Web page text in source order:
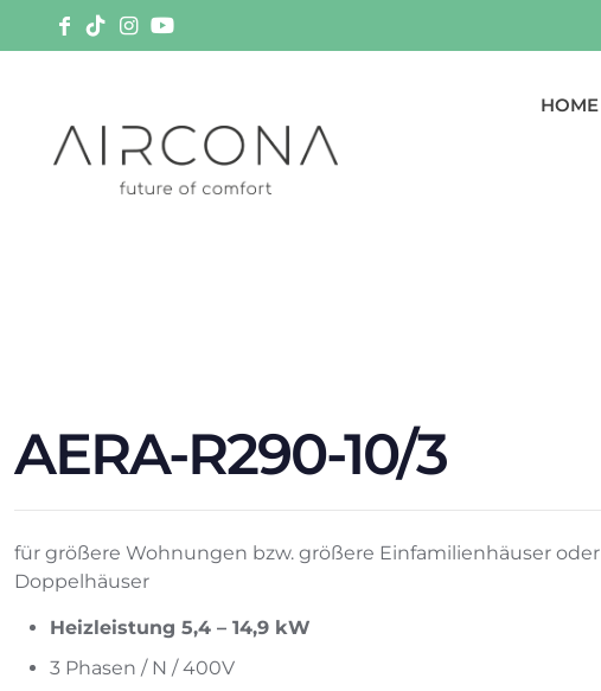
HOME
AERA-R290-10/3
für größere Wohnungen bzw. größere Einfamilienhäuser oder
Doppelhäuser
Heizleistung 5,4 – 14,9 kW
3 Phasen / N / 400V